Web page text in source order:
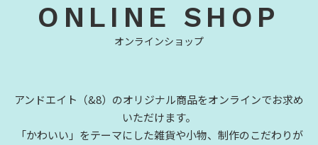
ONLINE SHOP
オンラインショップ
アンドエイト（&8）のオリジナル商品をオンラインでお求め
いただけます。
「かわいい」をテーマにした雑貨や小物、制作のこだわりが